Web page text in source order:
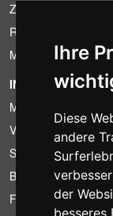
Ihre
Diese
andere
der
besseres
Zahlungsbedingungen
Ruecktrittsrecht
MwSt-Bedingungen
INFORMATION
Mietbedingungen
Verkaufsangebote
Sparpakete
Billiger gefunden?
Finanzierung